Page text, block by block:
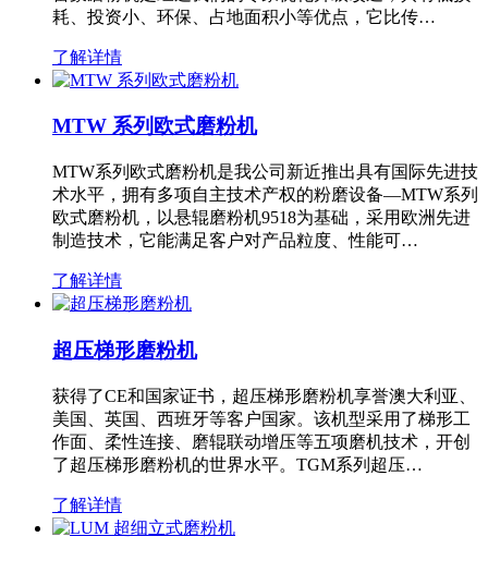
耗、投资小、环保、占地面积小等优点，它比传…
了解详情
MTW 系列欧式磨粉机
MTW系列欧式磨粉机是我公司新近推出具有国际先进技
术水平，拥有多项自主技术产权的粉磨设备—MTW系列
欧式磨粉机，以悬辊磨粉机9518为基础，采用欧洲先进
制造技术，它能满足客户对产品粒度、性能可…
了解详情
超压梯形磨粉机
获得了CE和国家证书，超压梯形磨粉机享誉澳大利亚、
美国、英国、西班牙等客户国家。该机型采用了梯形工
作面、柔性连接、磨辊联动增压等五项磨机技术，开创
了超压梯形磨粉机的世界水平。TGM系列超压…
了解详情